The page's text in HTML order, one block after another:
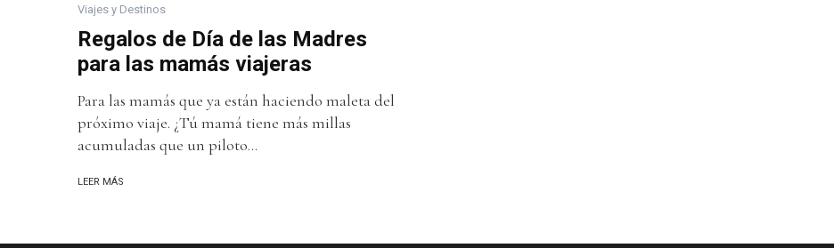
Viajes y Destinos
Regalos de Día de las Madres
para las mamás viajeras
Para las mamás que ya están haciendo maleta del
próximo viaje. ¿Tú mamá tiene más millas
acumuladas que un piloto...
LEER MÁS